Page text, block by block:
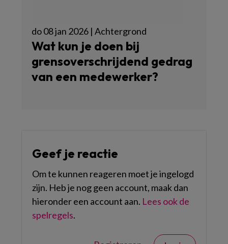
do 08 jan 2026 | Achtergrond
Wat kun je doen bij
grensoverschrijdend gedrag
van een medewerker?
Geef je reactie
Om te kunnen reageren moet je ingelogd
zijn. Heb je nog geen account, maak dan
hieronder een account aan. Lees ook de
spelregels.